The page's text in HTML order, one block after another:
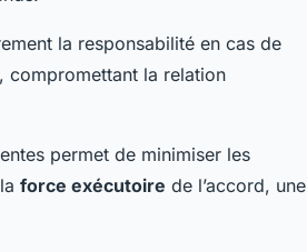
la responsabilité en cas de
compromettant la relation
permet de minimiser les
force exécutoire de l’accord, une